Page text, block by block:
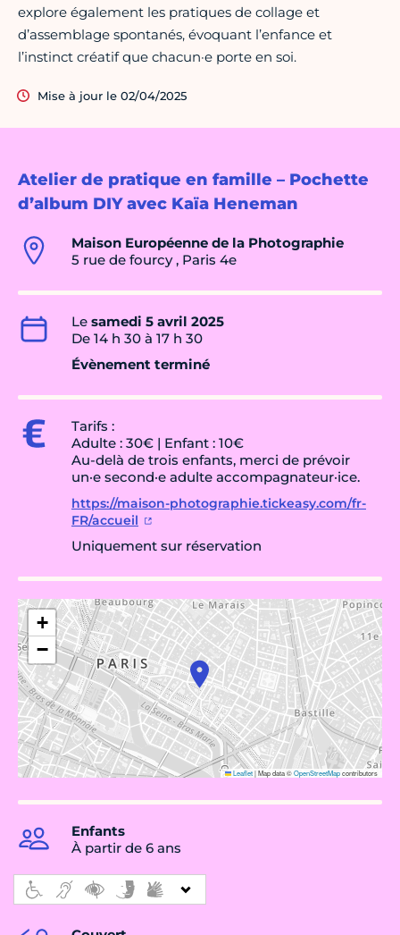
Atelier de pratique en famille – Pochette
d’album DIY avec Kaïa Heneman
Maison Européenne de la Photographie
5 rue de fourcy , Paris 4e
Le samedi 5 avril 2025
De 14 h 30 à 17 h 30
Évènement terminé
Tarifs :
Adulte : 30€ | Enfant : 10€
Au-delà de trois enfants, merci de prévoir
un·e second·e adulte accompagnateur·ice.
https://maison-photographie.tickeasy.com/fr-
FR/accueil
Uniquement sur réservation
+
−
Leaflet|Map data ©OpenStreetMapcontributors
Enfants
À partir de 6 ans
explore également les pratiques de collage et
d’assemblage spontanés, évoquant l’enfance et
l’instinct créatif que chacun·e porte en soi.
Mise à jour le 02/04/2025